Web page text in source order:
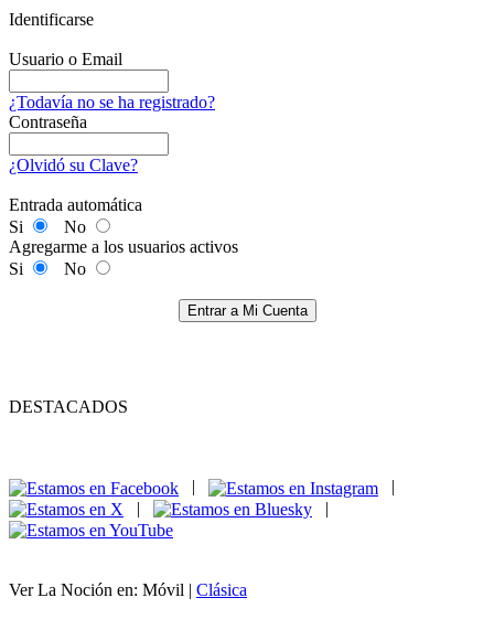
Identificarse
Usuario o Email
¿Todavía no se ha registrado?
Contraseña
¿Olvidó su Clave?
Entrada automática
Si
No
Agregarme a los usuarios activos
Si
No
Entrar a Mi Cuenta
DESTACADOS
|
|
Ver La Noción en: Móvil | Clásica